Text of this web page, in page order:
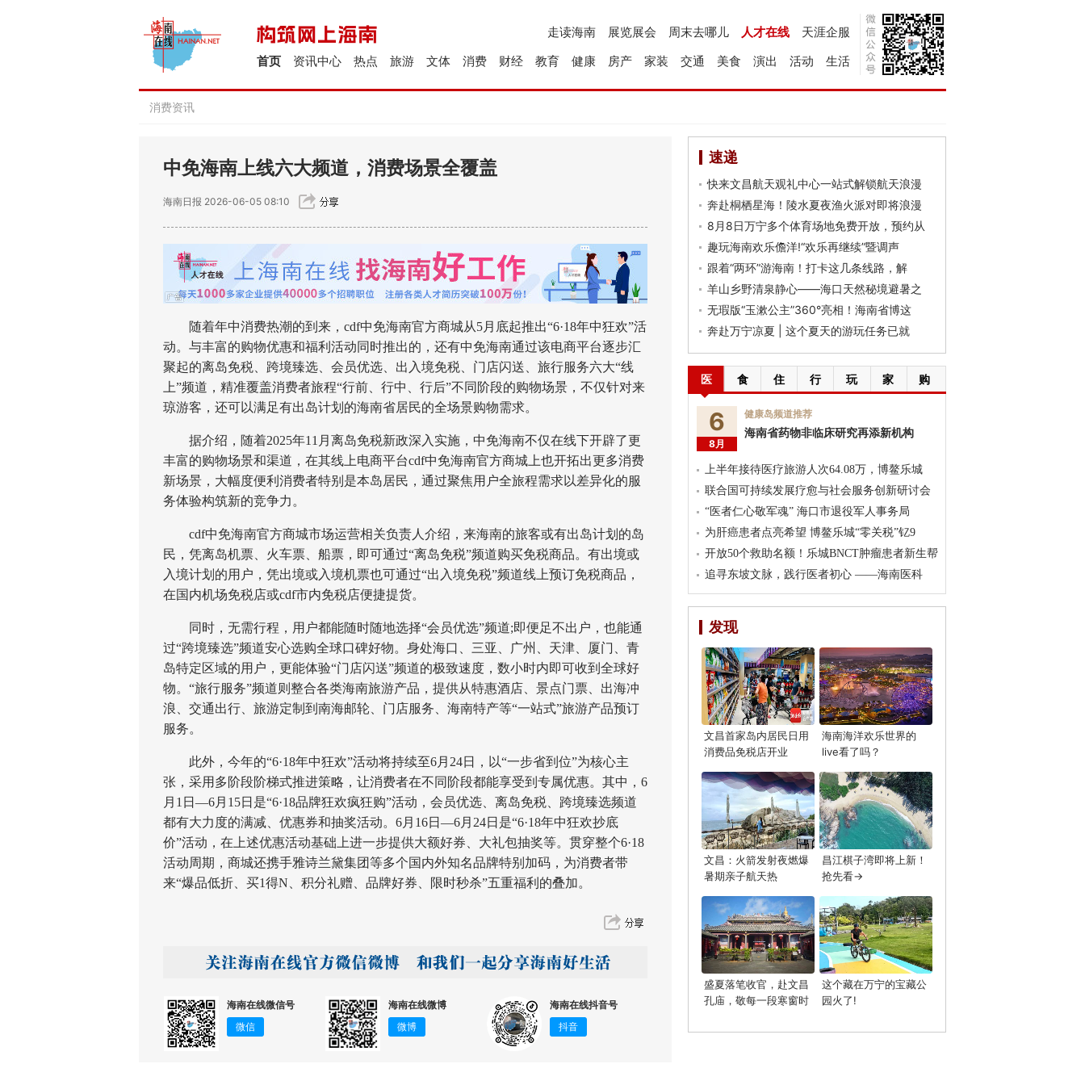
天涯企服
人才在线
周末去哪儿
展览展会
走读海南
生活
活动
演出
美食
交通
家装
房产
健康
教育
财经
消费
文体
旅游
热点
资讯中心
首页
消费资讯
中免海南上线六大频道，消费场景全覆盖
海南日报 2026-06-05 08:10
随着年中消费热潮的到来，cdf中免海南官方商城从5月底起推出“6·18年中狂欢”活
动。与丰富的购物优惠和福利活动同时推出的，还有中免海南通过该电商平台逐步汇
聚起的离岛免税、跨境臻选、会员优选、出入境免税、门店闪送、旅行服务六大“线
上”频道，精准覆盖消费者旅程“行前、行中、行后”不同阶段的购物场景，不仅针对来
琼游客，还可以满足有出岛计划的海南省居民的全场景购物需求。
据介绍，随着2025年11月离岛免税新政深入实施，中免海南不仅在线下开辟了更
丰富的购物场景和渠道，在其线上电商平台cdf中免海南官方商城上也开拓出更多消费
新场景，大幅度便利消费者特别是本岛居民，通过聚焦用户全旅程需求以差异化的服
务体验构筑新的竞争力。
cdf中免海南官方商城市场运营相关负责人介绍，来海南的旅客或有出岛计划的岛
民，凭离岛机票、火车票、船票，即可通过“离岛免税”频道购买免税商品。有出境或
入境计划的用户，凭出境或入境机票也可通过“出入境免税”频道线上预订免税商品，
在国内机场免税店或cdf市内免税店便捷提货。
同时，无需行程，用户都能随时随地选择“会员优选”频道;即便足不出户，也能通
过“跨境臻选”频道安心选购全球口碑好物。身处海口、三亚、广州、天津、厦门、青
岛特定区域的用户，更能体验“门店闪送”频道的极致速度，数小时内即可收到全球好
物。“旅行服务”频道则整合各类海南旅游产品，提供从特惠酒店、景点门票、出海冲
浪、交通出行、旅游定制到南海邮轮、门店服务、海南特产等“一站式”旅游产品预订
服务。
此外，今年的“6·18年中狂欢”活动将持续至6月24日，以“一步省到位”为核心主
张，采用多阶段阶梯式推进策略，让消费者在不同阶段都能享受到专属优惠。其中，6
月1日—6月15日是“6·18品牌狂欢疯狂购”活动，会员优选、离岛免税、跨境臻选频道
都有大力度的满减、优惠券和抽奖活动。6月16日—6月24日是“6·18年中狂欢抄底
价”活动，在上述优惠活动基础上进一步提供大额好券、大礼包抽奖等。贯穿整个6·18
活动周期，商城还携手雅诗兰黛集团等多个国内外知名品牌特别加码，为消费者带
来“爆品低折、买1得N、积分礼赠、品牌好券、限时秒杀”五重福利的叠加。
海南在线微信号
微信
海南在线微博
微博
海南在线抖音号
抖音
速递
快来文昌航天观礼中心一站式解锁航天浪漫
奔赴桐栖星海！陵水夏夜渔火派对即将浪漫
8月8日万宁多个体育场地免费开放，预约从
趣玩海南欢乐儋洋!“欢乐再继续”暨调声
跟着“两环”游海南！打卡这几条线路，解
羊山乡野清泉静心——海口天然秘境避暑之
无瑕版“玉漱公主”360°亮相！海南省博这
奔赴万宁凉夏 | 这个夏天的游玩任务已就
医 食 住 行 玩 家 购
6
8月
健康岛频道推荐
海南省药物非临床研究再添新机构
上半年接待医疗旅游人次64.08万，博鳌乐城
联合国可持续发展疗愈与社会服务创新研讨会
“医者仁心敬军魂” 海口市退役军人事务局
为肝癌患者点亮希望 博鳌乐城“零关税”钇9
开放50个救助名额！乐城BNCT肿瘤患者新生帮
追寻东坡文脉，践行医者初心 ——海南医科
发现
文昌首家岛内居民日用
消费品免税店开业
海南海洋欢乐世界的
live看了吗？
文昌：火箭发射夜燃爆
暑期亲子航天热
昌江棋子湾即将上新！
抢先看→
盛夏落笔收官，赴文昌
孔庙，敬每一段寒窗时
这个藏在万宁的宝藏公
园火了!